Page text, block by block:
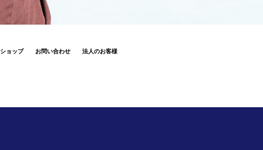
ョップ お問い合わせ 法人のお客様